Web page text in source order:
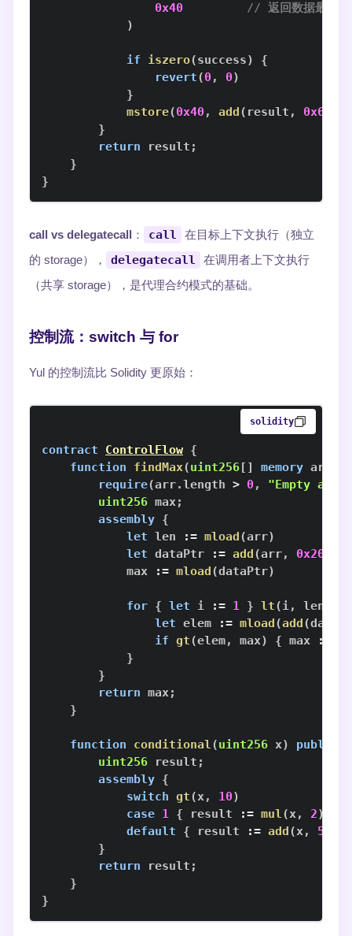
0x40
// 返回数据最大长
)
if iszero(success)
{
revert(0, 0)
}
mstore(0x40, add( result , 0x60
}
return result ;
}
}
call vs delegatecall ： call
在目标上下文执行（独立
的 storage），
delegatecall
在调用者上下文执行
（共享 storage），是代理合约模式的基础。
控制流：switch 与 for
Yul 的控制流比 Solidity 更原始：
solidity
contract ControlFlow {
function
findMax(uint256[ ] memory arr
require(arr.length > 0,
"Empty
uint256 max;
assembly {
let len := mload(arr)
let dataPtr := add(arr, 0x20
            max
:= mload(dataPtr)
for { let i := 1 } lt(i, len
let elem := mload(add(
if gt(elem, max) { max :=
}
}
return max;
}
function conditional(uint256 x) public
uint256 result ;
assembly {
switch gt(x, 10)
case 1 { result := mul(x, 2)
default
{ result := add(x, 5
}
return result ;
}
}